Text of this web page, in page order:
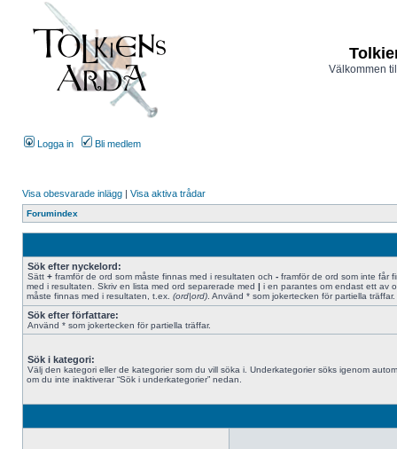
Välkommen
Logga in Bli medlem
Visa obesvarade inlägg | Visa aktiva trådar
Forumindex
Sök efter nyckelord:
Sätt + framför de ord som måste finnas med i resultaten och - framför de ord som inte får
med i resultaten. Skriv en lista med ord separerade med | i en parantes om endast ett av
måste finnas med i resultaten, t.ex. (ord|ord) . Använd * som jokertecken för partiella träffar.
Sök efter författare:
Använd * som jokertecken för partiella träffar.
Sök i kategori:
Välj den kategori eller de kategorier som du vill söka i. Underkategorier söks igenom
om du inte inaktiverar “Sök i underkategorier” nedan.